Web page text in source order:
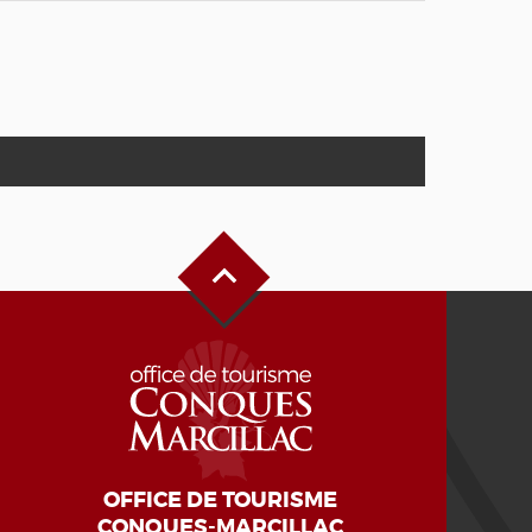
OFFICE DE TOURISME